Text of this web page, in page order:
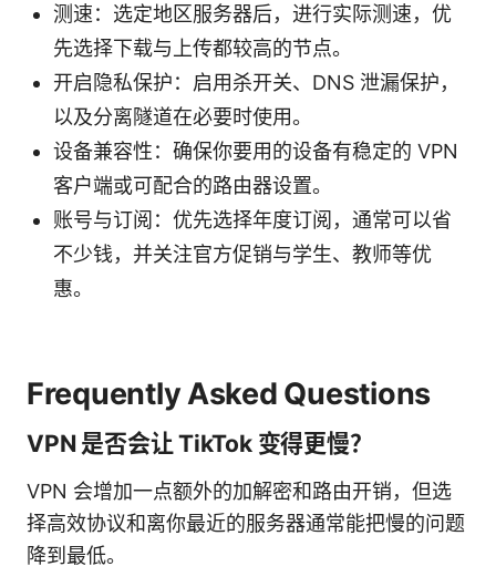
测速：选定地区服务器后，进行实际测速，优
先选择下载与上传都较高的节点。
开启隐私保护：启用杀开关、DNS 泄漏保护，
以及分离隧道在必要时使用。
设备兼容性：确保你要用的设备有稳定的 VPN
客户端或可配合的路由器设置。
账号与订阅：优先选择年度订阅，通常可以省
不少钱，并关注官方促销与学生、教师等优
惠。
Frequently Asked Questions
VPN 是否会让 TikTok 变得更慢？
VPN 会增加一点额外的加解密和路由开销，但选
择高效协议和离你最近的服务器通常能把慢的问题
降到最低。